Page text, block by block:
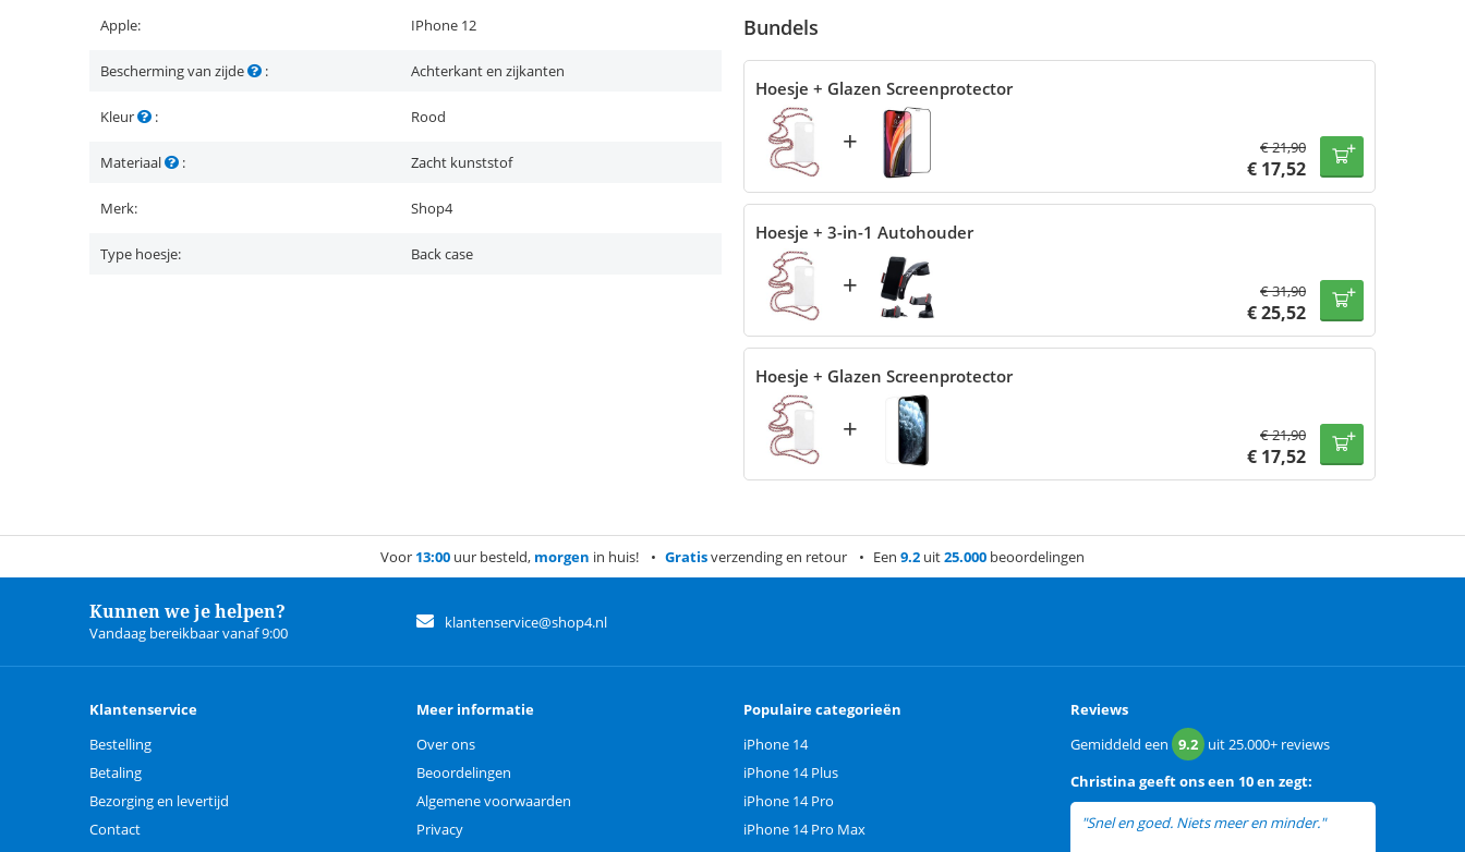
Apple: IPhone 12
Bescherming van zijde : Achterkant en zijkanten
Kleur : Rood
Materiaal : Zacht kunststof
Merk: Shop4
Type hoesje: Back case
Bundels
Hoesje + Glazen Screenprotector
+ €21,90
€ 17,52
Hoesje + 3-in-1 Autohouder
+ €31,90
€25,52
Hoesje + Glazen Screenprotector
+ €21,90
€ 17,52
Voor 13:00 uur besteld, morgen in huis! Gratisverzending en retour Een 9.2 uit25.000 beoordelingen
Kunnen we je helpen?
Vandaag bereikbaar vanaf 9:00
klantenservice@shop4.nl
Klantenservice
Bestelling
Betaling
Bezorging en levertijd
Contact
Meer informatie
Over ons
Beoordelingen
Algemene voorwaarden
Privacy
Populaire categorieën
iPhone 14
iPhone 14 Plus
iPhone 14 Pro
iPhone 14 Pro Max
Reviews
Gemiddeld een 9.2 uit25.000+ reviews
Christina geeft ons een 10 en zegt:
"Snel en goed. Niets meer en minder."